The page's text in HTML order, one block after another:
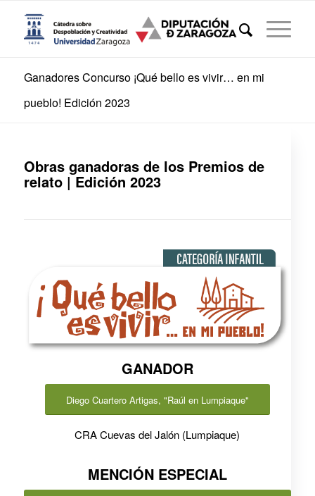
Ganadores Concurso ¡Qué bello es vivir… en mi
pueblo! Edición 2023
Obras ganadoras de los Premios de
relato | Edición 2023
GANADOR
Diego Cuartero Artigas, "Raúl en Lumpiaque"
CRA Cuevas del Jalón (Lumpiaque)
MENCIÓN ESPECIAL